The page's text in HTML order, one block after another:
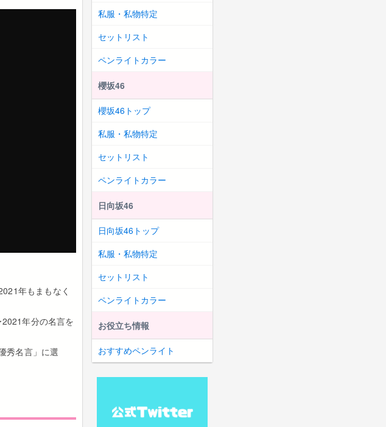
年もまもなく
年分の名言を
秀名言」に選
私服・私物特定
セットリスト
ペンライトカラー
櫻坂46
櫻坂46トップ
私服・私物特定
セットリスト
ペンライトカラー
日向坂46
日向坂46トップ
私服・私物特定
セットリスト
ペンライトカラー
お役立ち情報
おすすめペンライト